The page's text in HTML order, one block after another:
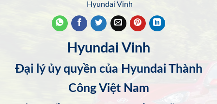
Hyundai Vinh
Hyundai Vinh
Đại lý ủy quyền của Hyundai Thành
Công Việt Nam